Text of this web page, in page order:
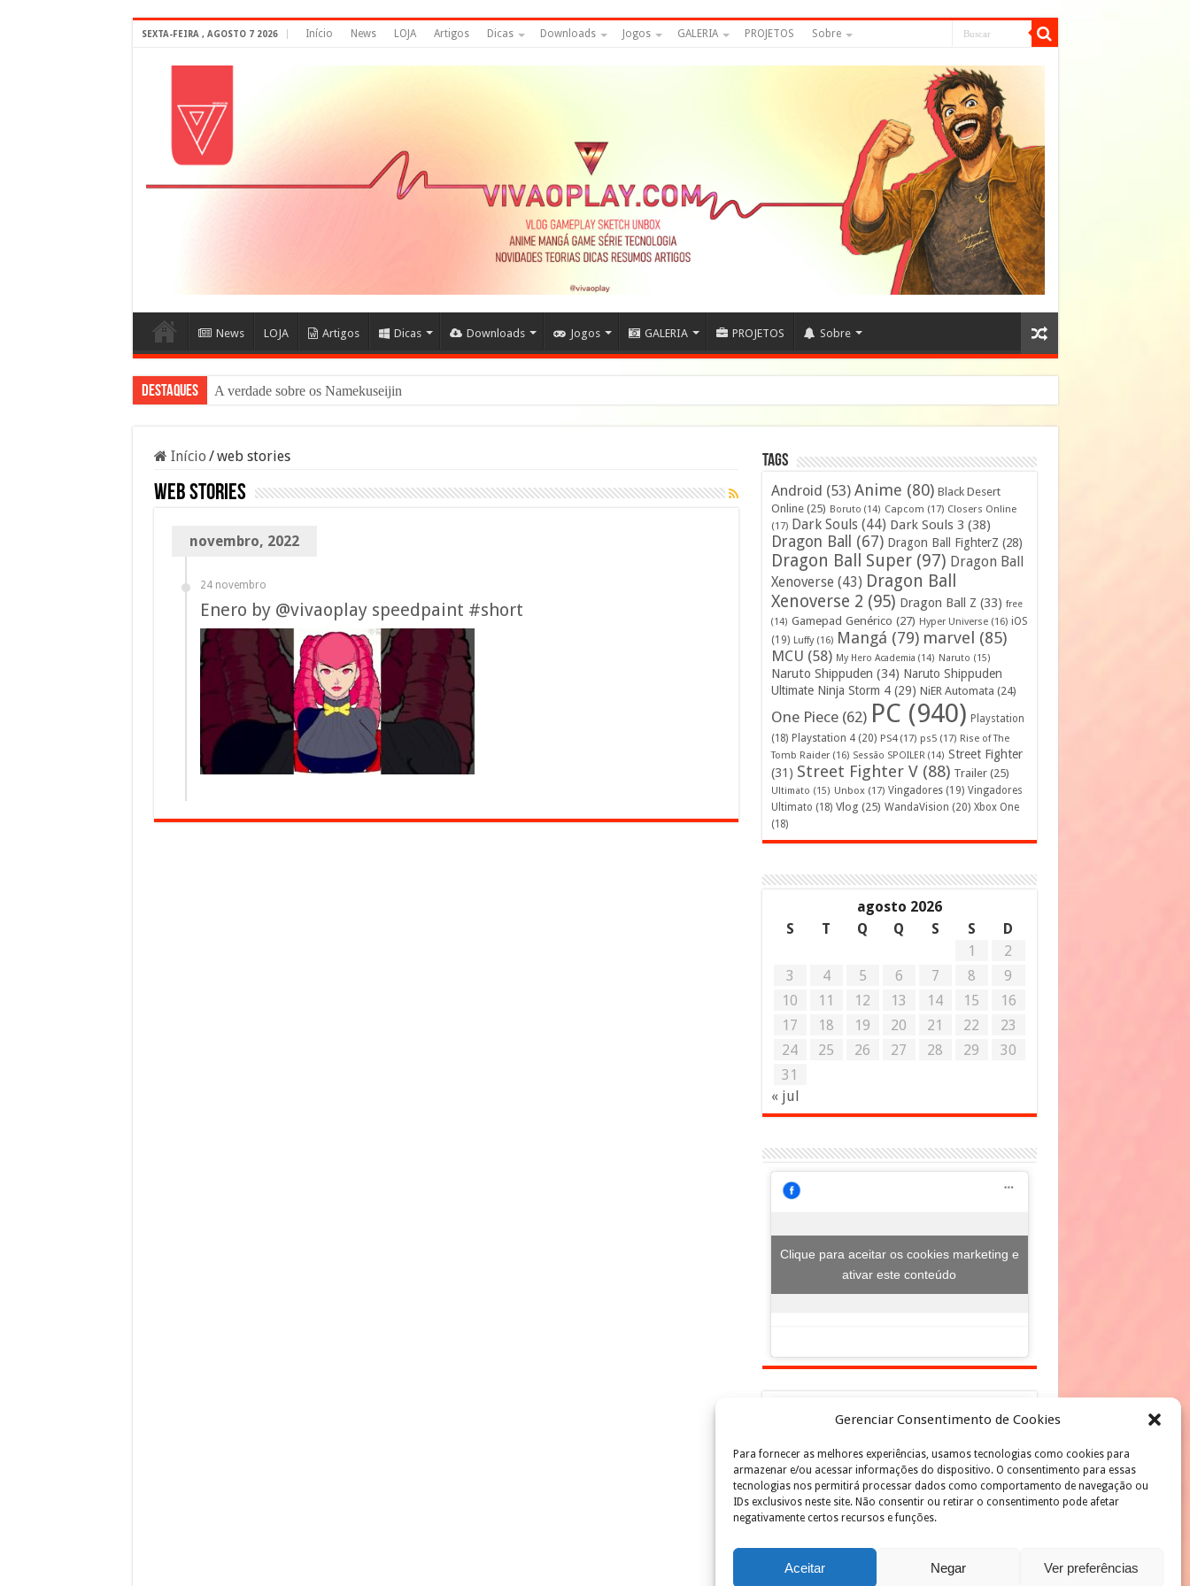
Gerenciar Consentimento de Cookies
Para fornecer as melhores experiências, usamos tecnologias como cookies para
armazenar e/ou acessar informações do dispositivo. O consentimento para essas
tecnologias nos permitirá processar dados como comportamento de navegação ou
IDs exclusivos neste site. Não consentir ou retirar o consentimento pode afetar
negativamente certos recursos e funções.
Aceitar Negar Ver preferências
SEXTA-FEIRA , AGOSTO 7 2026 Início News LOJA Artigos Dicas Downloads Jogos GALERIA PROJETOS Sobre
News LOJA Artigos Dicas Downloads Jogos GALERIA PROJETOS Sobre
DESTAQUES A verdade sobre os Namekuseijins – DRAGON BAL
Início /web stories
web stories
novembro, 2022
24 novembro
Enero by @vivaoplay speedpaint #short
Tags
Android (53) Anime (80) Black Desert
Online(25) Boruto (14) Capcom (17) Closers Online
(17) Dark Souls(44) Dark Souls 3 (38)
Dragon Ball (67) Dragon Ball FighterZ (28)
Dragon Ball Super(97) Dragon Ball
Xenoverse (43) Dragon Ball
Xenoverse 2 (95) Dragon Ball Z (33) free
(14) Gamepad Genérico (27) Hyper Universe(16) iOS
(19) Luffy(16) Mangá (79) marvel (85)
MCU (58) My Hero Academia (14) Naruto (15)
Naruto Shippuden (34) Naruto Shippuden
Ultimate Ninja Storm 4(29) NiER Automata (24)
One Piece(62) PC (940) Playstation
(18) Playstation 4(20) PS4(17) ps5(17) Rise of The
Tomb Raider(16) Sessão SPOILER(14) Street Fighter
(31) Street Fighter V(88) Trailer(25)
Ultimato (15) Unbox(17) Vingadores(19) Vingadores
Ultimato (18) Vlog (25) WandaVision (20) Xbox One
(18)
agosto 2026
S
T Q Q S S
D
1
2
3
4 5 6 7 8
9
10
11 12 13 14 15
16
17
18 19 20 21 22
23
24
25 26 27 28 29
30
31
« jul
Clique para aceitar os cookies marketing e
ativar este conteúdo
Clique para aceitar os cookies marketing e
ativar este conteúdo